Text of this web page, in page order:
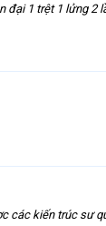
1 trệt 1 lửng 2
các kiến trúc sư